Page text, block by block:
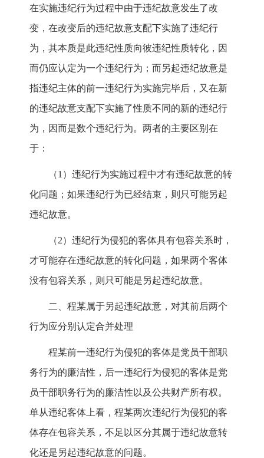
在实施违纪行为过程中由于违纪故意发生了改
变，在改变后的违纪故意支配下实施了违纪行
为，其本质是此违纪性质向彼违纪性质转化，因
而仍应认定为一个违纪行为；而另起违纪故意是
指违纪主体的前一违纪行为实施完毕后，又在新
的违纪故意支配下实施了性质不同的新的违纪行
为，因而是数个违纪行为。两者的主要区别在
于：
（1）违纪行为实施过程中才有违纪故意的转
化问题；如果违纪行为已经结束，则只可能另起
违纪故意。
（2）违纪行为侵犯的客体具有包容关系时，
才可能存在违纪故意的转化问题，如果两个客体
没有包容关系，则只可能是另起违纪故意。
二、程某属于另起违纪故意，对其前后两个
行为应分别认定合并处理
程某前一违纪行为侵犯的客体是党员干部职
务行为的廉洁性，后一违纪行为侵犯的客体是党
员干部职务行为的廉洁性以及公共财产所有权。
单从违纪客体上看，程某两次违纪行为侵犯的客
体存在包容关系，不足以区分其属于违纪故意转
化还是另起违纪故意的问题。